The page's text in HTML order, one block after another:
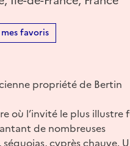
favoris
propriété de Bertin
où l’invité le plus illustre
de nombreuses
cyprès chauve.